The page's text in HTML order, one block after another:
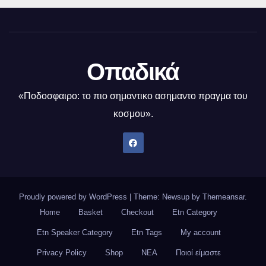
Οπαδικά
«Ποδοσφαιρο: το πιο σημαντικο ασημαντο πραγμα του
κοσμου».
Proudly powered by WordPress Theme: Newsup by Themeansar.
Home
Basket Checkout Etn Category
Etn Speaker Category Etn Tags My account
Privacy Policy Shop ΝΕΑ Ποιοί είμαστε